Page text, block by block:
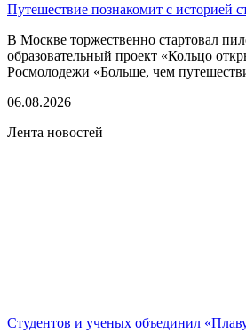
Путешествие познакомит с историей
В Москве торжественно стартовал
образовательный проект «Кольцо
Росмолодежи «Больше, чем
06.08.2026
Лента новостей
Студентов и ученых объединил